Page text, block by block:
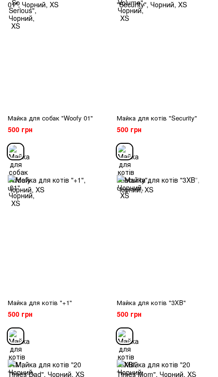
Майка для собак "Woofy 01"
500 грн
Майка для котів "Security"
500 грн
Майка для котів "+1"
500 грн
Майка для котів "3XB"
500 грн